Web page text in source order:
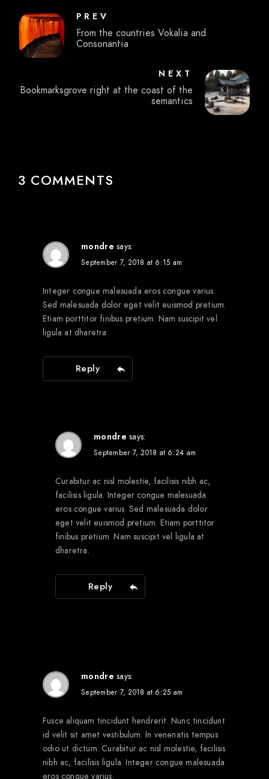
PREV
From the countries Vokalia and
Consonantia
NEXT
Bookmarksgrove right at the coast of the
semantics
3 COMMENTS
mondre says:
September 7, 2018 at 6:15 am
Integer congue malesuada eros congue varius.
Sed malesuada dolor eget velit euismod pretium.
Etiam porttitor finibus pretium. Nam suscipit vel
ligula at dharetra
Reply
mondre says:
September 7, 2018 at 6:24 am
Curabitur ac nisl molestie, facilisis nibh ac,
facilisis ligula. Integer congue malesuada
eros congue varius. Sed malesuada dolor
eget velit euismod pretium. Etiam porttitor
finibus pretium. Nam suscipit vel ligula at
dharetra.
Reply
mondre says:
September 7, 2018 at 6:25 am
Fusce aliquam tincidunt hendrerit. Nunc tincidunt
id velit sit amet vestibulum. In venenatis tempus
odio ut dictum. Curabitur ac nisl molestie, facilisis
nibh ac, facilisis ligula. Integer congue malesuada
eros congue varius.